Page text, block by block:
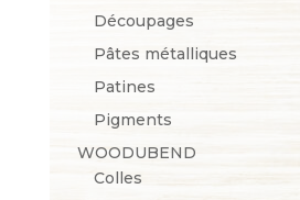
Découpages
Pâtes métalliques
Patines
Pigments
WOODUBEND
Colles